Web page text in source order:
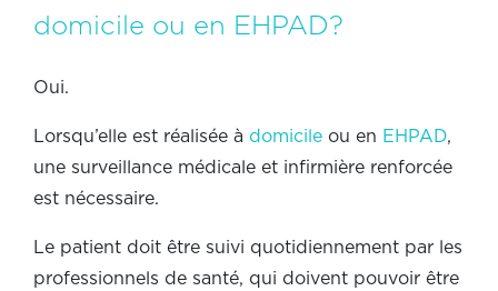
domicile ou en EHPAD?
Oui.
Lorsqu’elle est réalisée à domicile ou en EHPAD,
une surveillance médicale et infirmière renforcée
est nécessaire.
Le patient doit être suivi quotidiennement par les
professionnels de santé, qui doivent pouvoir être